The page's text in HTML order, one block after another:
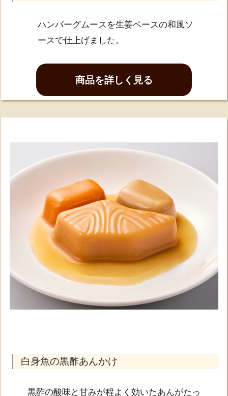
ハンバーグムースを生姜ベースの和風ソ
ースで仕上げました。
商品を詳しく見る
白身魚の黒酢あんかけ
黒酢の酸味と甘みが程よく効いたあんがたっ